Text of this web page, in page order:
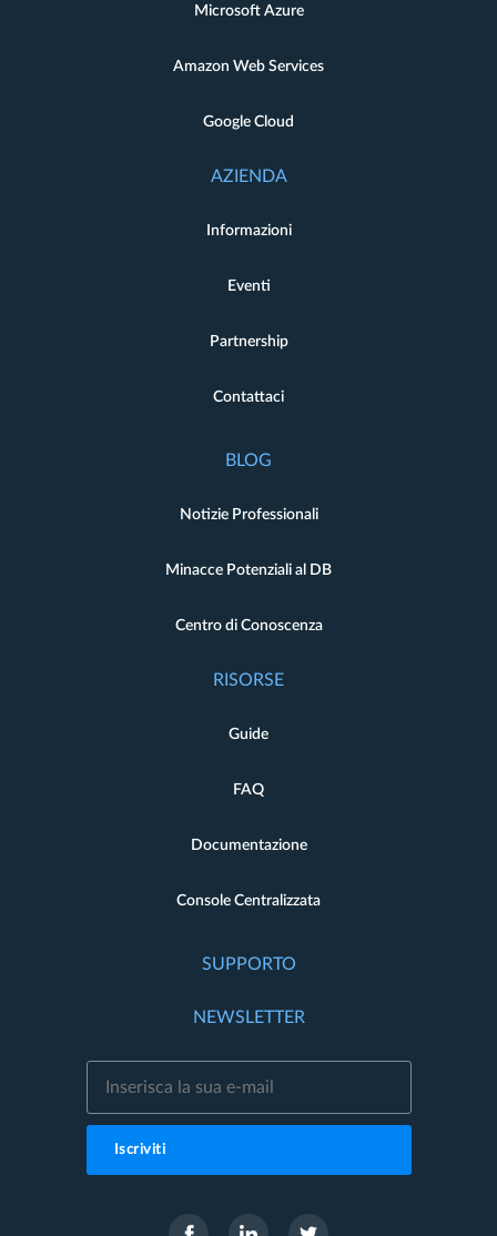
Microsoft Azure
Amazon Web Services
Google Cloud
AZIENDA
Informazioni
Eventi
Partnership
Contattaci
BLOG
Notizie Professionali
Minacce Potenziali al DB
Centro di Conoscenza
RISORSE
Guide
FAQ
Documentazione
Console Centralizzata
SUPPORTO
NEWSLETTER
Iscriviti